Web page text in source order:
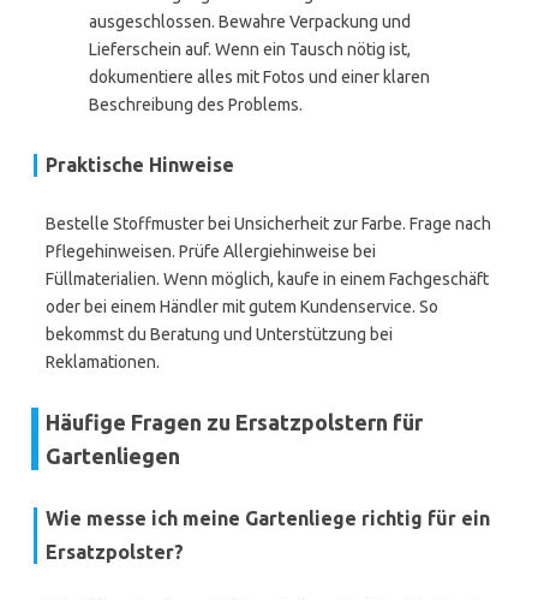
ausgeschlossen. Bewahre Verpackung und
Lieferschein auf. Wenn ein Tausch nötig ist,
dokumentiere alles mit Fotos und einer klaren
Beschreibung des Problems.
Praktische Hinweise
Bestelle Stoffmuster bei Unsicherheit zur Farbe. Frage nach
Pflegehinweisen. Prüfe Allergiehinweise bei
Füllmaterialien. Wenn möglich, kaufe in einem Fachgeschäft
oder bei einem Händler mit gutem Kundenservice. So
bekommst du Beratung und Unterstützung bei
Reklamationen.
Häufige Fragen zu Ersatzpolstern für
Gartenliegen
Wie messe ich meine Gartenliege richtig für ein
Ersatzpolster?